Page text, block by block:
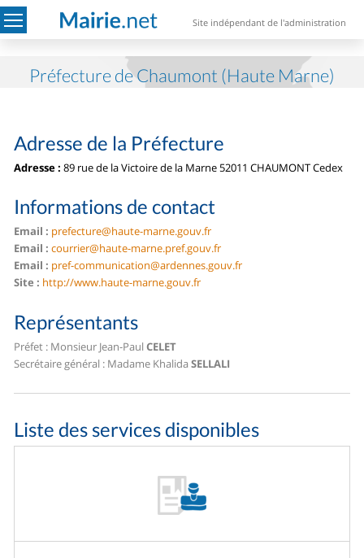
Site indépendant de l'administration
Préfecture de Chaumont (Haute Marne)
Adresse de la Préfecture
Adresse : 89 rue de la Victoire de la Marne52011 CHAUMONT Cedex
Informations de contact
Email : prefecture@haute-marne.gouv.fr
Email : courrier@haute-marne.pref.gouv.fr
Email : pref-communication@ardennes.gouv.fr
Site : http://www.haute-marne.gouv.fr
Représentants
Préfet : Monsieur Jean-PaulCELET
Secrétaire général : Madame KhalidaSELLALI
Liste des services disponibles